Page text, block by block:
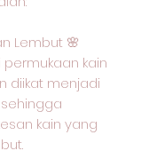
Lembut 🌸
kain
diikat menjadi
kain yang